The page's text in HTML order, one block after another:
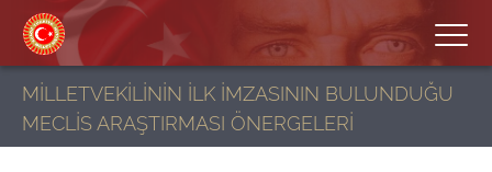
MİLLETVEKİLİNİN İLK İMZASININ BULUNDUĞU
MECLİS ARAŞTIRMASI ÖNERGELERİ